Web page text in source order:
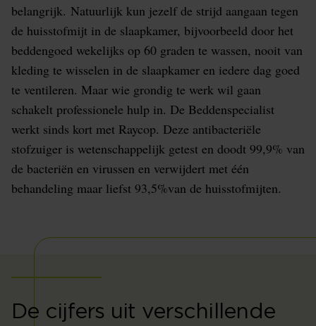
belangrijk. Natuurlijk kun jezelf de strijd aangaan tegen
de huisstofmijt in de slaapkamer, bijvoorbeeld door het
beddengoed wekelijks op 60 graden te wassen, nooit van
kleding te wisselen in de slaapkamer en iedere dag goed
te ventileren. Maar wie grondig te werk wil gaan
schakelt professionele hulp in. De Beddenspecialist
werkt sinds kort met Raycop. Deze antibacteriële
stofzuiger is wetenschappelijk getest en doodt 99,9% van
de bacteriën en virussen en verwijdert met één
behandeling maar liefst 93,5%van de huisstofmijten.
De cijfers uit verschillende